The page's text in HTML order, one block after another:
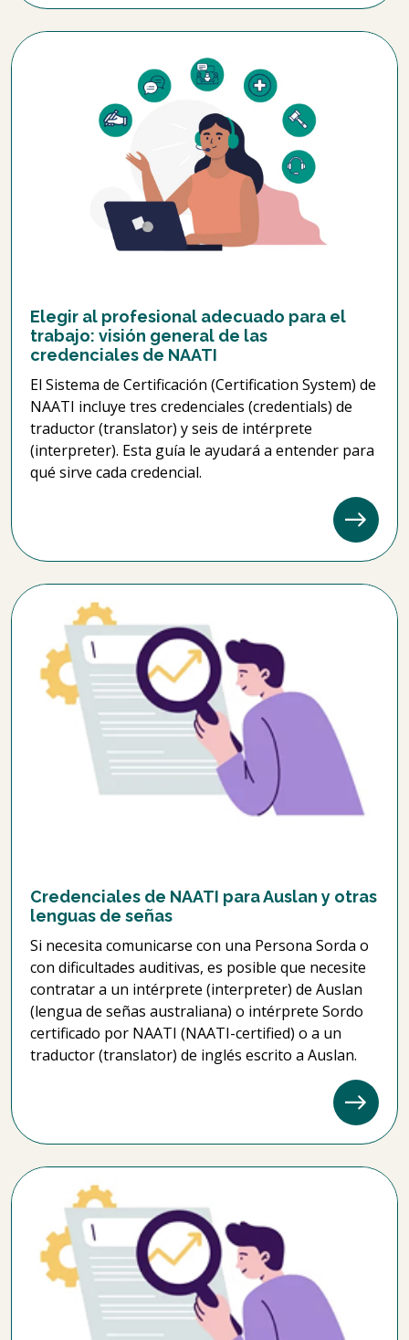
Elegir al profesional adecuado para el
trabajo: visión general de las
credenciales de NAATI
El Sistema de Certificación (Certification System) de
NAATI incluye tres credenciales (credentials) de
traductor (translator) y seis de intérprete
(interpreter). Esta guía le ayudará a entender para
qué sirve cada credencial.
Credenciales de NAATI para Auslan y otras
lenguas de señas
Si necesita comunicarse con una Persona Sorda o
con dificultades auditivas, es posible que necesite
contratar a un intérprete (interpreter) de Auslan
(lengua de señas australiana) o intérprete Sordo
certificado por NAATI (NAATI-certified) o a un
traductor (translator) de inglés escrito a Auslan.